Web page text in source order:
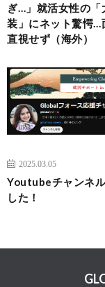
ぎ…」就活女性の「
装」にネット驚愕…
直視せず（海外）
2025.03.05
Youtubeチャンネ
した！